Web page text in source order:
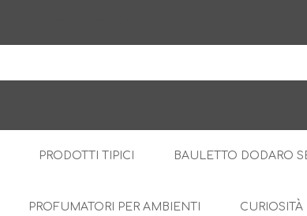
PRODOTTI TIPICI BAULETTO DODARO
PROFUMATORI PER AMBIENTI CURIOSITÀ